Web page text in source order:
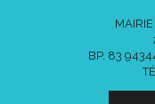
BP. 83